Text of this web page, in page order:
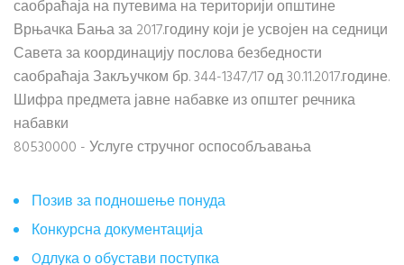
саобраћаја на путевима на територији општине
Врњачка Бања за 2017.годину који је усвојен на седници
Савета за координацију послова безбедности
саобраћаја Закључком бр. 344-1347/17 од 30.11.2017.године.
Шифра предмета јавне набавке из општег речника
набавки
80530000 - Услуге стручног оспособљавања
Позив за подношење понуда
Конкурсна документација
Oдлука о обустави поступка